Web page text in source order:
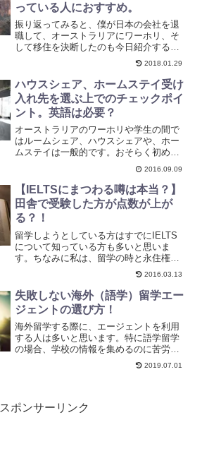
っている人におすすめ。
振り返ってみると、僕が日本の会社を退
職して、オーストラリアにワーホリ、そ
して移住を決断したのも今日紹介する本
が影響していて、後押ししてくれた気が
します。僕は退職したことを後悔してい
ませんが、今の会社に満足している人は
読まない方がいいかもしれ...
2018.01.29
ハウスシェア、ホームステイ受け
入れ先を選ぶ上でのチェックポイ
ント。英語は必要？
オーストラリアのワーホリや学生の間で
はルームシェア、ハウスシェアや、ホー
ムステイは一般的です。おそらく初めて
オーストラリアに来る多くの人は、エー
ジェントに紹介された場所を選択してい
ると思いますが、（というより選択肢が
無い？）エージェントは手...
2016.09.09
【IELTSにまつわる噂は本当？】
田舎で受験した方が点数が上が
る？！
留学しようとしている方はすでにIELTS
について知っている方も多いと思いま
す。ちなみに私は、留学の時と永住権申
請時にIELTSを受験しました。特に永住
権申請時にはすべての科目で７点以上取
ることが最低条件だったため、そのとき
は真剣に勉強しまし...
2016.03.13
失敗しない海外（語学）留学エー
ジェントの選び方！
海外留学する際に、エージェントを利用
する人は多いと思います。特に語学留学
の場合、学校の情報を集めるのに苦労す
るようです。エージェントは学校別の特
徴や、セメスターの開始時期などを把握
2019.07.01
スポンサーリンク